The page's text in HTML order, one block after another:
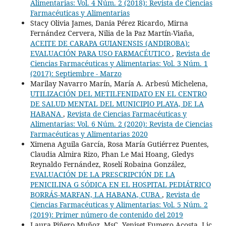
Alimentarias: Vol. 4 Núm. 2 (2018): Revista de Ciencias
Farmacéuticas y Alimentarias
Stacy Olivia James, Dania Pérez Ricardo, Mirna
Fernández Cervera, Nilia de la Paz Martín-Viaña,
ACEITE DE CARAPA GUIANENSIS (ANDIROBA):
EVALUACIÓN PARA USO FARMACÉUTICO , Revista de
Ciencias Farmacéuticas y Alimentarias: Vol. 3 Núm. 1
(2017): Septiembre - Marzo
Marilay Navarro Marín, María A. Arbesú Michelena,
UTILIZACIÓN DEL METILFENIDATO EN EL CENTRO
DE SALUD MENTAL DEL MUNICIPIO PLAYA, DE LA
HABANA , Revista de Ciencias Farmacéuticas y
Alimentarias: Vol. 6 Núm. 2 (2020): Revista de Ciencias
Farmacéuticas y Alimentarias 2020
Ximena Aguila García, Rosa María Gutiérrez Puentes,
Claudia Almira Rizo, Phan Le Mai Hoang, Gledys
Reynaldo Fernández, Roselí Robaina González,
EVALUACIÓN DE LA PRESCRIPCIÓN DE LA
PENICILINA G SÓDICA EN EL HOSPITAL PEDIÁTRICO
BORRÁS-MARFAN, LA HABANA, CUBA , Revista de
Ciencias Farmacéuticas y Alimentarias: Vol. 5 Núm. 2
(2019): Primer número de contenido del 2019